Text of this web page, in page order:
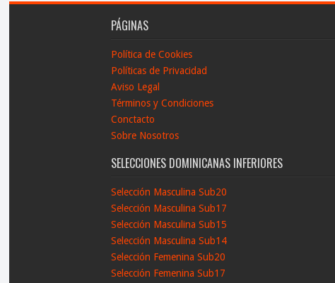
PÁGINAS
Política de Cookies
Políticas de Privacidad
Aviso Legal
Términos y Condiciones
Conctacto
Sobre Nosotros
SELECCIONES DOMINICANAS INFERIORES
Selección Masculina Sub20
Selección Masculina Sub17
Selección Masculina Sub15
Selección Masculina Sub14
Selección Femenina Sub20
Selección Femenina Sub17